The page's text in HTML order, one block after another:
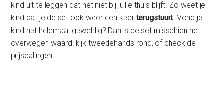
kind uit te leggen dat het niet bij jullie thuis blijft. Zo weet je
kind dat je de set ook weer een keerterugstuurt. Vond je
kind het helemaal geweldig? Dan is de set misschien het
overwegen waard: kijk tweedehands rond, of check de
prijsdalingen.